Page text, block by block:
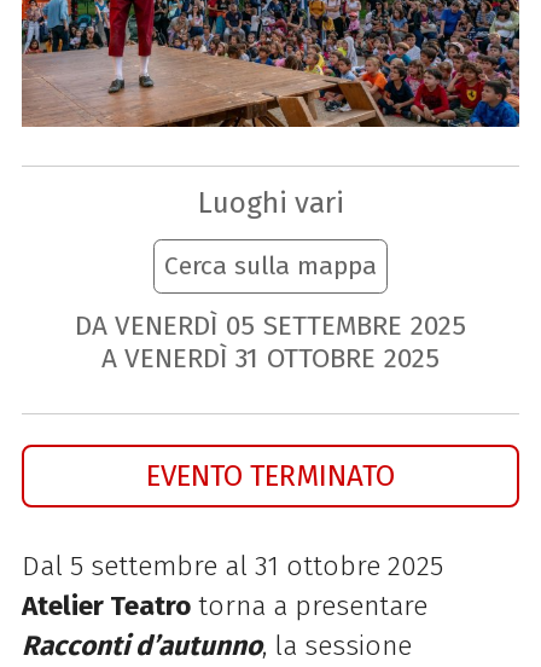
Luoghi vari
Cerca sulla mappa
DA VENERDÌ 05 SETTEMBRE 2025
A VENERDÌ 31 OTTOBRE 2025
EVENTO TERMINATO
Dal 5 settembre al 31 ottobre 2025
Atelier Teatrotorna a presentare
Racconti d’autunno, la sessione